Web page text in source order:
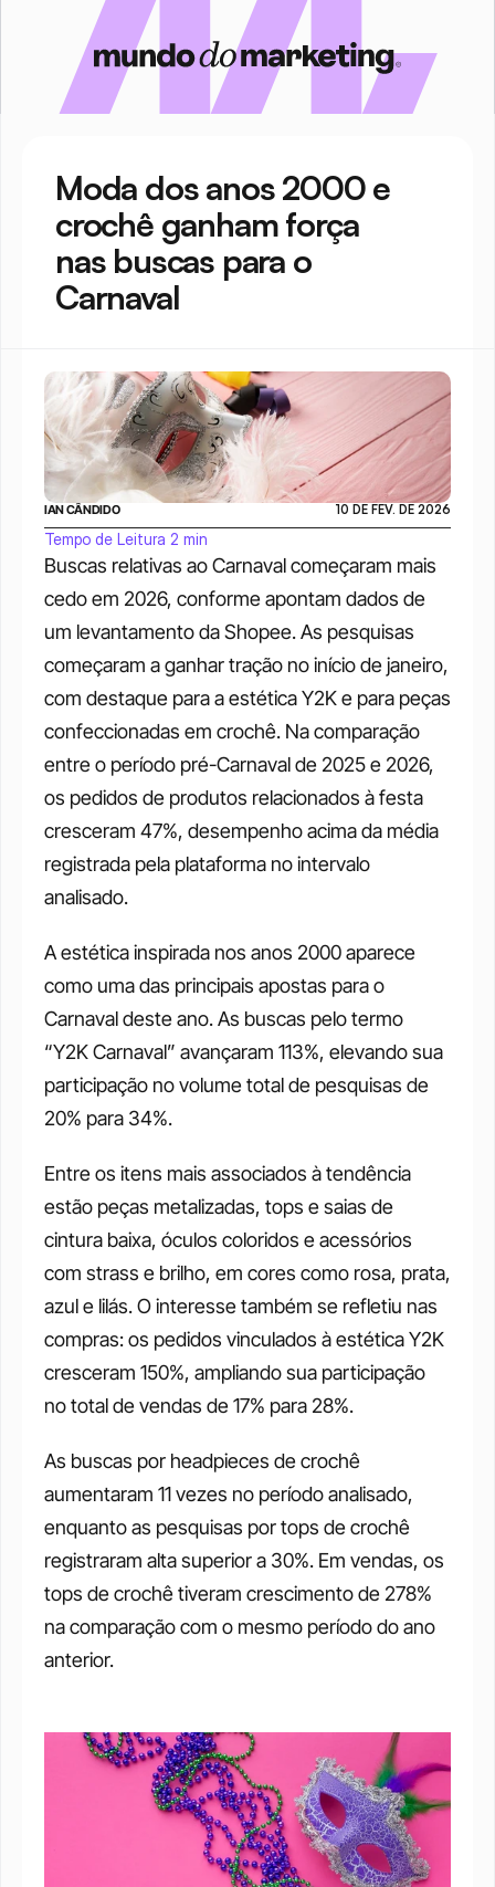
Moda dos anos 2000 e
crochê ganham força
nas buscas para o
Carnaval
Buscas relativas ao Carnaval começaram mais
cedo em 2026, conforme apontam dados de
um levantamento da Shopee. As pesquisas
começaram a ganhar tração no início de janeiro,
com destaque para a estética Y2K e para peças
confeccionadas em crochê. Na comparação
entre o período pré-Carnaval de 2025 e 2026,
os pedidos de produtos relacionados à festa
cresceram 47%, desempenho acima da média
registrada pela plataforma no intervalo
analisado.
A estética inspirada nos anos 2000 aparece
como uma das principais apostas para o
Carnaval deste ano. As buscas pelo termo
“Y2K Carnaval” avançaram 113%, elevando sua
participação no volume total de pesquisas de
20% para 34%.
Entre os itens mais associados à tendência
estão peças metalizadas, tops e saias de
cintura baixa, óculos coloridos e acessórios
com strass e brilho, em cores como rosa, prata,
azul e lilás. O interesse também se refletiu nas
compras: os pedidos vinculados à estética Y2K
cresceram 150%, ampliando sua participação
no total de vendas de 17% para 28%.
As buscas por headpieces de crochê
aumentaram 11 vezes no período analisado,
enquanto as pesquisas por tops de crochê
registraram alta superior a 30%. Em vendas, os
tops de crochê tiveram crescimento de 278%
na comparação com o mesmo período do ano
anterior.
IAN CÂNDIDO 10 DE FEV. DE 2026
Tempo de Leitura 2 min